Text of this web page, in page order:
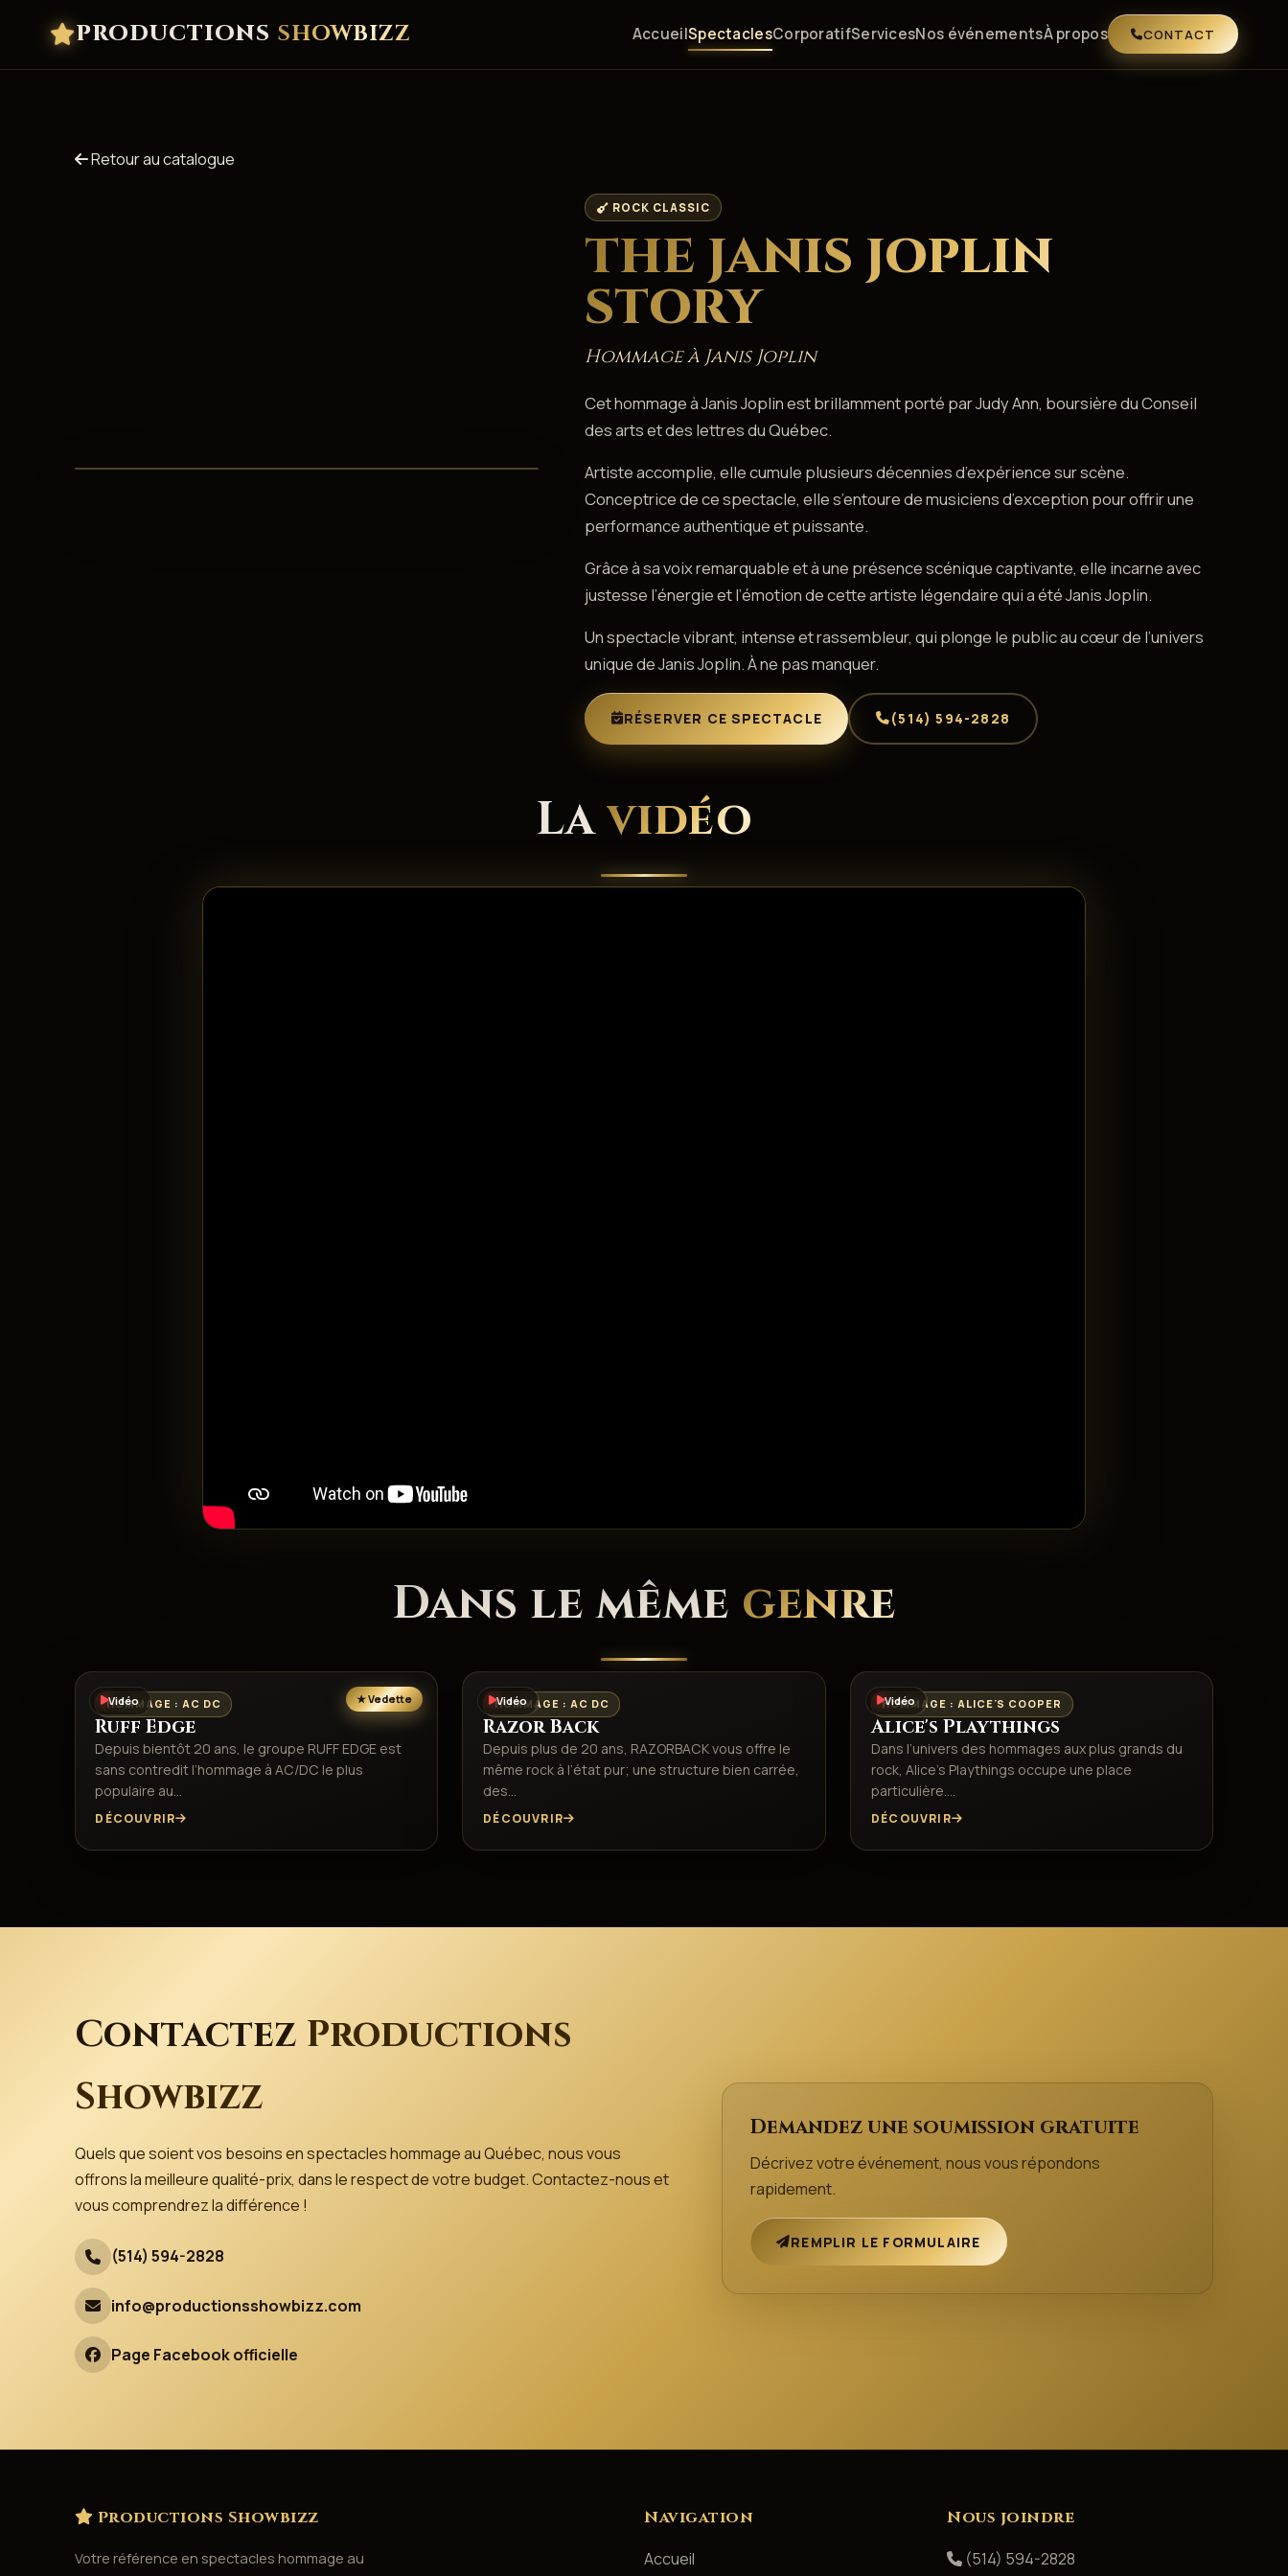
PRODUCTIONS SHOWBIZZ AccueilSpectaclesCorporatifServicesNos événementsÀ propos CONTACT
Retour au catalogue
ROCK CLASSIC
THE JANIS JOPLIN
STORY
Hommage à Janis Joplin
Cet hommage à Janis Joplin est brillamment porté par Judy Ann, boursière du Conseil
des arts et des lettres du Québec.
Artiste accomplie, elle cumule plusieurs décennies d’expérience sur scène.
Conceptrice de ce spectacle, elle s’entoure de musiciens d’exception pour offrir une
performance authentique et puissante.
Grâce à sa voix remarquable et à une présence scénique captivante, elle incarne avec
justesse l’énergie et l’émotion de cette artiste légendaire qui a été Janis Joplin.
Un spectacle vibrant, intense et rassembleur, qui plonge le public au cœur de l’univers
unique de Janis Joplin. À ne pas manquer.
RÉSERVER CE SPECTACLE (514) 594-2828
Lavidéo
Dans le même genre
Vidéo
HOMMAGE : AC DC
Ruff Edge
Depuis bientôt 20 ans, le groupe RUFF EDGE est
sans contredit l’hommage à AC/DC le plus
populaire au…
DÉCOUVRIR
Vidéo
HOMMAGE : AC DC
Razor Back
Depuis plus de 20 ans, RAZORBACK vous offre le
même rock à l’état pur; une structure bien carrée,
des…
DÉCOUVRIR
Vidéo
HOMMAGE : ALICE'S COOPER
Alice's Playthings
Dans l’univers des hommages aux plus grands du
rock, Alice’s Playthings occupe une place
particulière.…
DÉCOUVRIR
Contactez Productions
Showbizz
Quels que soient vos besoins en spectacles hommage au Québec, nous vous
offrons la meilleure qualité-prix, dans le respect de votre budget. Contactez-nous et
vous comprendrez la différence !
(514) 594-2828
info@productionsshowbizz.com
Page Facebook officielle
Demandez une soumission gratuite
Décrivez votre événement, nous vous répondons
rapidement.
REMPLIR LE FORMULAIRE
Productions Showbizz
Votre référence en spectacles hommage au
Navigation
Accueil
Nous joindre
(514) 594-2828